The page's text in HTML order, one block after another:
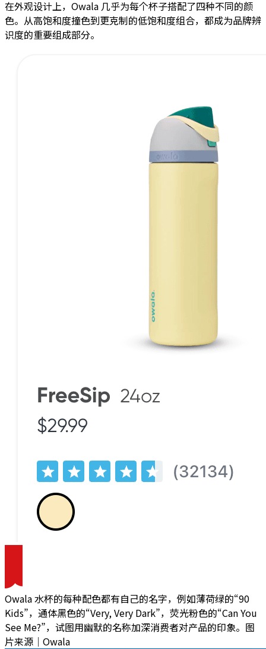
在外观设计上，Owala 几乎为每个杯子搭配了四种不同的颜
色。从高饱和度撞色到更克制的低饱和度组合，都成为品牌辨
识度的重要组成部分。
Owala 水杯的每种配色都有自己的名字，例如薄荷绿的“90
Kids”，通体黑色的“Very, Very Dark”，荧光粉色的“Can You
See Me?”，试图用幽默的名称加深消费者对产品的印象。图
片来源｜Owala